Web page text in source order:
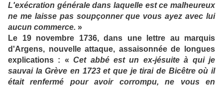
L'exécration générale dans laquelle est ce malheureux
ne me laisse pas soupçonner que vous ayez avec lui
aucun commerce. »
Le 19 novembre 1736, dans une lettre au marquis
d'Argens, nouvelle attaque, assaisonnée de longues
explications : «Cet abbé est un ex-jésuite à qui je
sauvai la Grève en 1723 et que je tirai de Bicêtre où il
était renfermé pour avoir corrompu, ne vous en